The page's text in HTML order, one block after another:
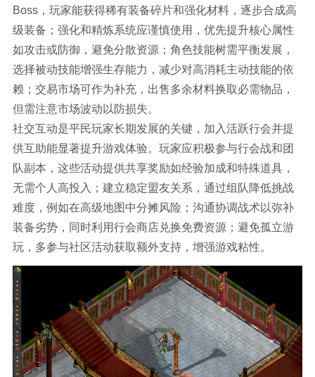
Boss，玩家能获得稀有装备碎片和强化材料，逐步合成高
级装备；强化和精炼系统应谨慎使用，优先提升核心属性
如攻击或防御，避免分散资源；角色技能树需平衡发展，
选择被动技能增强生存能力，减少对高消耗主动技能的依
赖；交易市场可作为补充，出售多余材料换取必需物品，
但需注意市场波动以防损失。
社交互动是平民玩家长期发展的关键，加入活跃行会并提
供互助能显著提升游戏体验。玩家应积极参与行会战和团
队副本，这些活动提供共享奖励如经验加成和特殊道具，
无需个人高投入；建立稳定盟友关系，通过组队降低挑战
难度，例如在高级地图中分摊风险；沟通协调战术以弥补
装备劣势，同时利用行会商店兑换免费资源；避免孤立游
玩，多参与社区活动获取额外支持，增强游戏粘性。